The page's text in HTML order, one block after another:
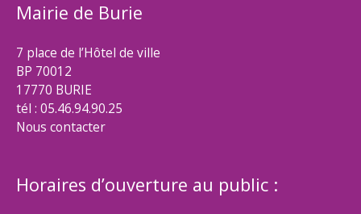
Mairie de Burie
7 place de l’Hôtel de ville
BP 70012
17770 BURIE
tél : 05.46.94.90.25
Nous contacter
Horaires d’ouverture au public :